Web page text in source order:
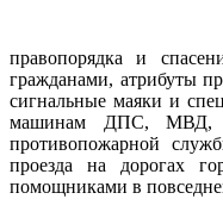
правопорядка и
гражданами, атрибуты
сигнальные маяки и
машинам ДПС, МВД,
противопожарной
проезда на дорогах
помощниками в